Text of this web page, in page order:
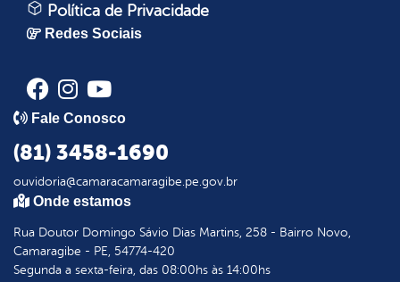
Política de Privacidade
Redes Sociais
Fale Conosco
(81) 3458-1690
ouvidoria@camaracamaragibe.pe.gov.br
Onde estamos
Rua Doutor Domingo Sávio Dias Martins, 258 - Bairro Novo,
Camaragibe - PE, 54774-420
Segunda a sexta-feira, das 08:00hs às 14:00hs